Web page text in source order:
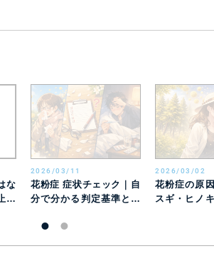
な
ま
2026/03/11
花粉症 症状チェック｜自
分で分かる判定基準と風
2026/03/02
花粉症の原
スギ・ヒノ